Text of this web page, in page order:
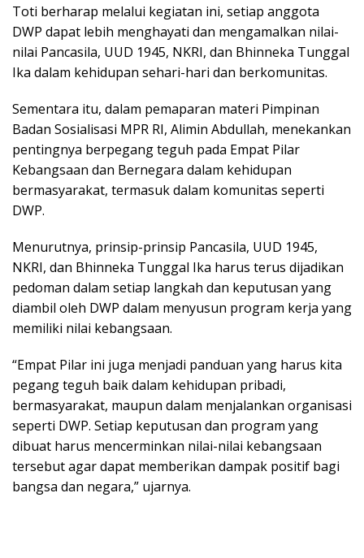
Toti berharap melalui kegiatan ini, setiap anggota
DWP dapat lebih menghayati dan mengamalkan nilai-
nilai Pancasila, UUD 1945, NKRI, dan Bhinneka Tunggal
Ika dalam kehidupan sehari-hari dan berkomunitas.
Sementara itu, dalam pemaparan materi Pimpinan
Badan Sosialisasi MPR RI, Alimin Abdullah, menekankan
pentingnya berpegang teguh pada Empat Pilar
Kebangsaan dan Bernegara dalam kehidupan
bermasyarakat, termasuk dalam komunitas seperti
DWP.
Menurutnya, prinsip-prinsip Pancasila, UUD 1945,
NKRI, dan Bhinneka Tunggal Ika harus terus dijadikan
pedoman dalam setiap langkah dan keputusan yang
diambil oleh DWP dalam menyusun program kerja yang
memiliki nilai kebangsaan.
“Empat Pilar ini juga menjadi panduan yang harus kita
pegang teguh baik dalam kehidupan pribadi,
bermasyarakat, maupun dalam menjalankan organisasi
seperti DWP. Setiap keputusan dan program yang
dibuat harus mencerminkan nilai-nilai kebangsaan
tersebut agar dapat memberikan dampak positif bagi
bangsa dan negara,” ujarnya.